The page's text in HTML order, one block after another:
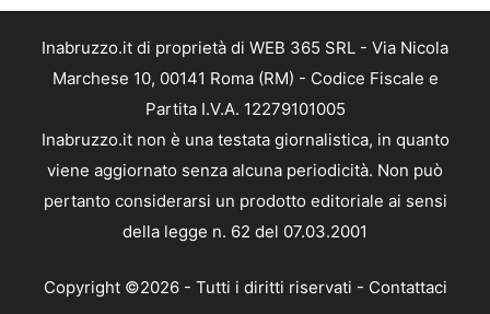
Inabruzzo.it di proprietà di WEB 365 SRL - Via Nicola
Marchese 10, 00141 Roma (RM) - Codice Fiscale e
Partita I.V.A. 12279101005
Inabruzzo.it non è una testata giornalistica, in quanto
viene aggiornato senza alcuna periodicità. Non può
pertanto considerarsi un prodotto editoriale ai sensi
della legge n. 62 del 07.03.2001
Copyright ©2026 - Tutti i diritti riservati - Contattaci